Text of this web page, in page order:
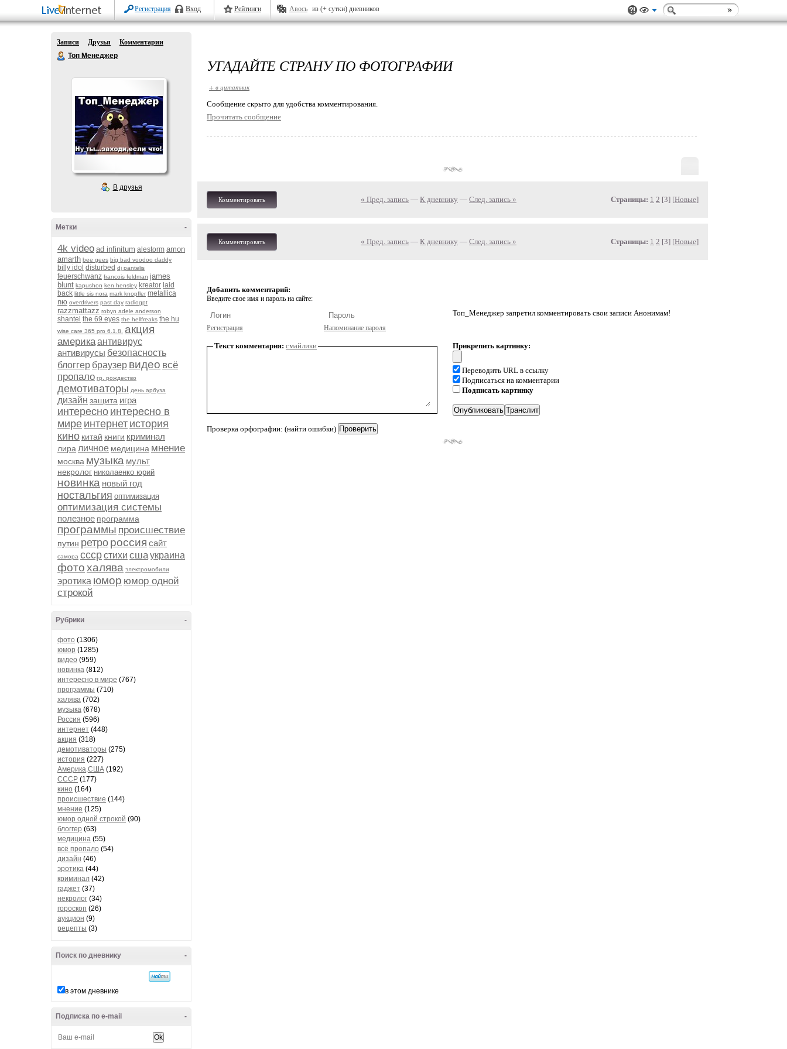
Регистрация Вход Рейтинги Авось из (+ сутки) дневников
Записи Друзья
Комментарии
Топ Менеджер
В друзья
-
Метки
4k video ad infinitum alestorm amon
amarth bee gees big bad voodoo daddy
billy idol disturbed dj pantelis
feuerschwanz francois feldman james
blunt kapushon ken hensley kreator laid
back little sis nora mark knopfler metallica
nю overdrivers past day radiogpt
razzmattazz robyn adele anderson
shantel the 69 eyes the hellfreaks the hu
wise care 365 pro 6.1.8. акция
америкаантивирус
антивирусы безопасность
блоггер браузер видео всё
пропало гр. рождество
демотиваторы день арбуза
дизайн защита игра
интересно интересно в
мире интернет история
кино китай книги криминал
лира личное медицина мнение
москва музыка мульт
некролог николаенко юрий
новинка новый год
ностальгия оптимизация
оптимизация системы
полезное программа
программы происшествие
путин ретро россия сайт
самора сссрстихи сшаукраина
фотохалява электромобили
эротика юмор юмор одной
строкой
-
Рубрики
фото (1306)
юмор (1285)
видео (959)
новинка (812)
интересно в мире (767)
программы (710)
халява (702)
музыка (678)
Россия (596)
интернет (448)
акция (318)
демотиваторы (275)
история (227)
Америка,США (192)
СССР (177)
кино (164)
происшествие (144)
мнение (125)
юмор одной строкой (90)
блоггер (63)
медицина (55)
всё пропало (54)
дизайн (46)
эротика (44)
криминал (42)
гаджет (37)
некролог (34)
гороскоп (26)
аукцион (9)
рецепты (3)
-
Поиск по дневнику
в этом дневнике
-
Подписка по e-mail
УГАДАЙТЕ СТРАНУ ПО ФОТОГРАФИИ
+ в цитатник
Cообщение скрыто для удобства комментирования.
Прочитать сообщение
Комментировать « Пред. запись — К дневнику — След. запись » Страницы: 1 2 [3] [Новые]
Комментировать « Пред. запись — К дневнику — След. запись » Страницы: 1 2 [3] [Новые]
Добавить комментарий:
Введите свое имя и пароль на сайте:
Регистрация Напоминание пароля
Топ_Менеджер запретил комментировать свои записи Анонимам!
Текст комментария: смайлики
Проверка орфографии: (найти ошибки)
Прикрепить картинку:
Переводить URL в ссылку
Подписаться на комментарии
Подписать картинку